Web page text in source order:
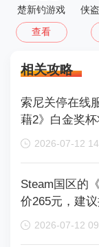
楚新钓游戏
查看
相关攻略
索尼关停在线
藉2》白金奖
再获取
2026-07-12
Steam国区的
价265元，建
以获得较好体验
2026-07-12